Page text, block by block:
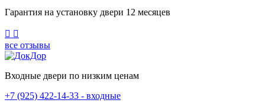
Гарантия на установку двери 12 месяцев
Previous
все отзывы
Входные двери по низким ценам
+7 (925) 422-14-33 - входные